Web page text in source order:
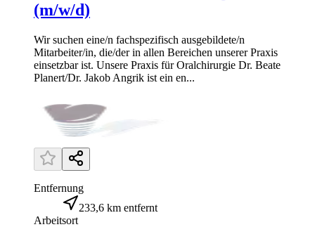
(m/w/d)
Wir suchen eine/n fachspezifisch ausgebildete/n
Mitarbeiter/in, die/der in allen Bereichen unserer Praxis
einsetzbar ist. Unsere Praxis für Oralchirurgie Dr. Beate
Planert/Dr. Jakob Angrik ist ein en...
Entfernung
233,6 km entfernt
Arbeitsort